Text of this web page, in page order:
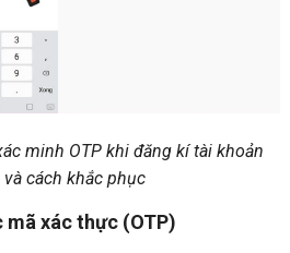
minh OTP khi đăng kí tài khoản
và cách khắc phục
mã xác thực (OTP)